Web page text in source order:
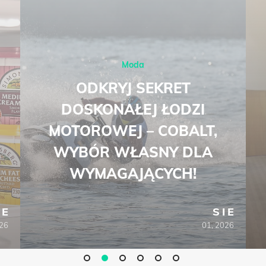
Moda
ODKRYJ SEKRET
DOSKONAŁEJ ŁODZI
MOTOROWEJ – COBALT,
WYBÓR WŁASNY DLA
WYMAGAJĄCYCH!
SIE
01, 2026